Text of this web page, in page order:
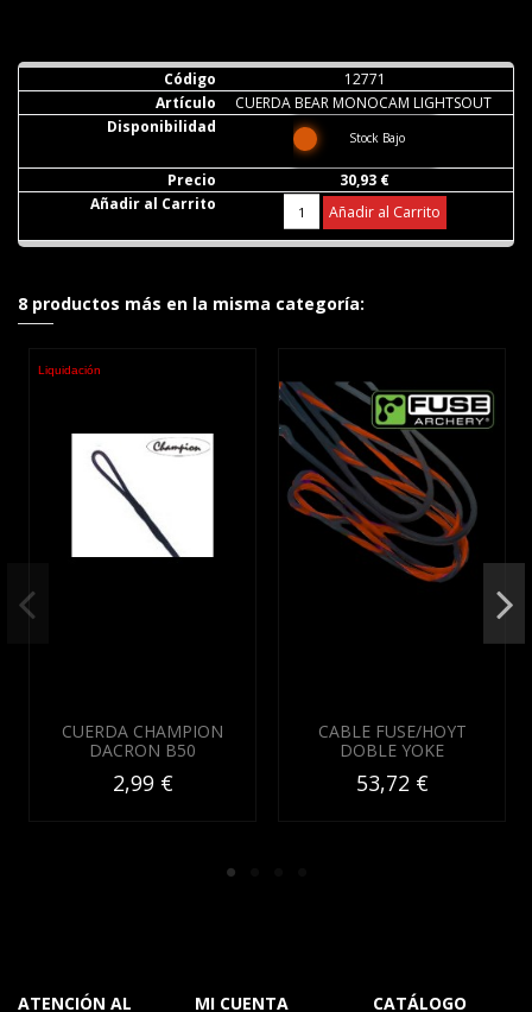
12771
CUERDA BEAR MONOCAM LIGHTSOUT
Stock Bajo
30,93 €
Añadir al Carrito
8 productos más en la misma categoría:
Liquidación
CUERDA CHAMPION
DACRON B50
2,99 €
CABLE FUSE/HOYT
DOBLE YOKE
53,72 €
ATENCIÓN AL
MI CUENTA CATÁLOGO